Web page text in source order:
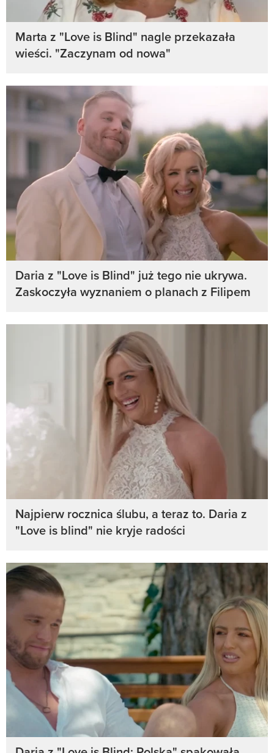
Marta z "Love is Blind" nagle przekazała
wieści. "Zaczynam od nowa"
Daria z "Love is Blind" już tego nie ukrywa.
Zaskoczyła wyznaniem o planach z Filipem
Najpierw rocznica ślubu, a teraz to. Daria z
"Love is blind" nie kryje radości